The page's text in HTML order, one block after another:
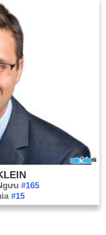
#165
#15